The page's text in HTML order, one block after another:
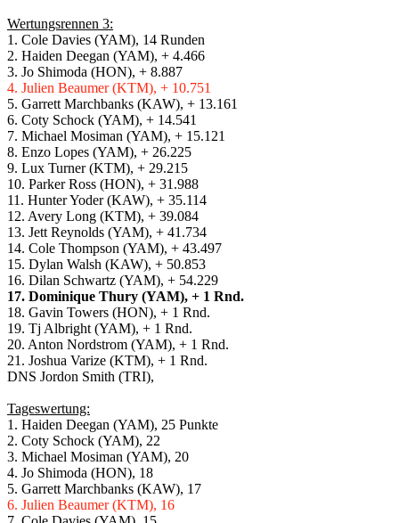
Wertungsrennen 3:
1. Cole Davies (YAM), 14 Runden
2. Haiden Deegan (YAM), + 4.466
3. Jo Shimoda (HON), + 8.887
4. Julien Beaumer (KTM), + 10.751
5. Garrett Marchbanks (KAW), + 13.161
6. Coty Schock (YAM), + 14.541
7. Michael Mosiman (YAM), + 15.121
8. Enzo Lopes (YAM), + 26.225
9. Lux Turner (KTM), + 29.215
10. Parker Ross (HON), + 31.988
11. Hunter Yoder (KAW), + 35.114
12. Avery Long (KTM), + 39.084
13. Jett Reynolds (YAM), + 41.734
14. Cole Thompson (YAM), + 43.497
15. Dylan Walsh (KAW), + 50.853
16. Dilan Schwartz (YAM), + 54.229
17. Dominique Thury (YAM), + 1 Rnd.
18. Gavin Towers (HON), + 1 Rnd.
19. Tj Albright (YAM), + 1 Rnd.
20. Anton Nordstrom (YAM), + 1 Rnd.
21. Joshua Varize (KTM), + 1 Rnd.
DNS Jordon Smith (TRI),
Tageswertung:
1. Haiden Deegan (YAM), 25 Punkte
2. Coty Schock (YAM), 22
3. Michael Mosiman (YAM), 20
4. Jo Shimoda (HON), 18
5. Garrett Marchbanks (KAW), 17
6. Julien Beaumer (KTM), 16